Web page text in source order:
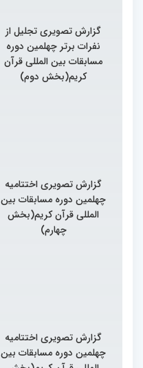
گزارش تصویری تجلیل از
نفرات برتر چهلمین دوره
مسابقات بین المللی قرآن
کریم(بخش دوم)
گزارش تصویری اختتامیه
چهلمین دوره مسابقات بین
المللی قرآن کریم(بخش
چهارم)
گزارش تصویری اختتامیه
چهلمین دوره مسابقات بین